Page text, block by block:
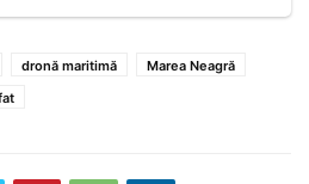
dronă maritimă
Marea Neagră